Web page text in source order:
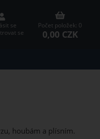
se
se
Počet položek: 0
0,00 CZK
houbám a plísním.